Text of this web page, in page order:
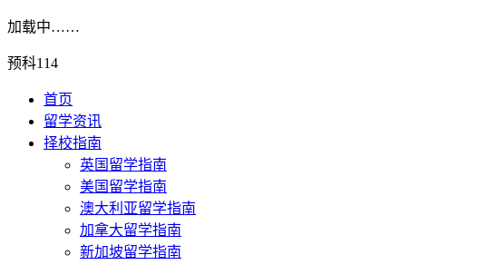
加载中……
预科114
首页
留学资讯
择校指南
英国留学指南
美国留学指南
澳大利亚留学指南
加拿大留学指南
新加坡留学指南